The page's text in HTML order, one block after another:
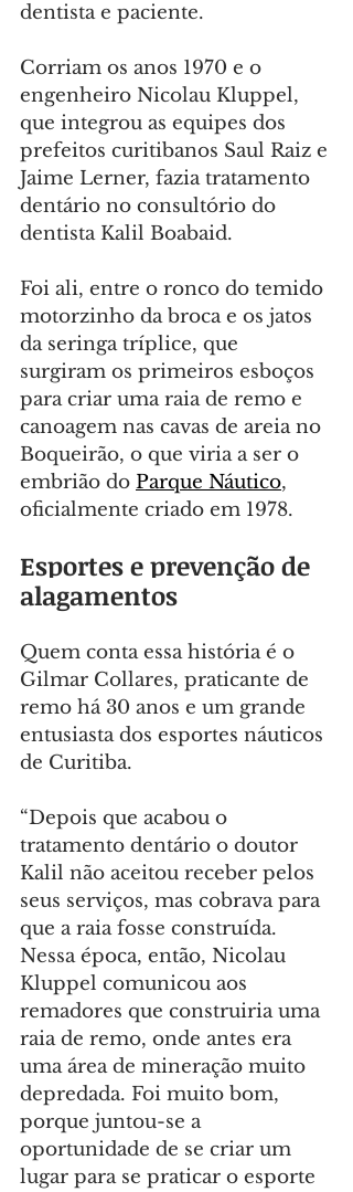
dentista e paciente.
Corriam os anos 1970 e o
engenheiro Nicolau Kluppel,
que integrou as equipes dos
prefeitos curitibanos Saul Raiz e
Jaime Lerner, fazia tratamento
dentário no consultório do
dentista Kalil Boabaid.
Foi ali, entre o ronco do temido
motorzinho da broca e os jatos
da seringa tríplice, que
surgiram os primeiros esboços
para criar uma raia de remo e
canoagem nas cavas de areia no
Boqueirão, o que viria a ser o
embrião do Parque Náutico,
oficialmente criado em 1978.
Esportes e prevenção de
alagamentos
Quem conta essa história é o
Gilmar Collares, praticante de
remo há 30 anos e um grande
entusiasta dos esportes náuticos
de Curitiba.
“Depois que acabou o
tratamento dentário o doutor
Kalil não aceitou receber pelos
seus serviços, mas cobrava para
que a raia fosse construída.
Nessa época, então, Nicolau
Kluppel comunicou aos
remadores que construiria uma
raia de remo, onde antes era
uma área de mineração muito
depredada. Foi muito bom,
porque juntou-se a
oportunidade de se criar um
lugar para se praticar o esporte